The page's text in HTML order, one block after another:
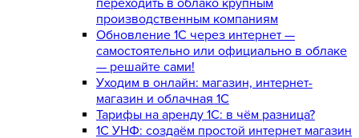
производственным компаниям
Обновление 1С через интернет —
самостоятельно или официально в облаке
— решайте сами!
Уходим в онлайн: магазин, интернет-
магазин и облачная 1С
Тарифы на аренду 1С: в чём разница?
1С УНФ: создаём простой интернет магазин